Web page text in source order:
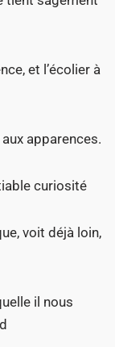
et l’écolier à
apparences.
curiosité
voit déjà loin,
il nous